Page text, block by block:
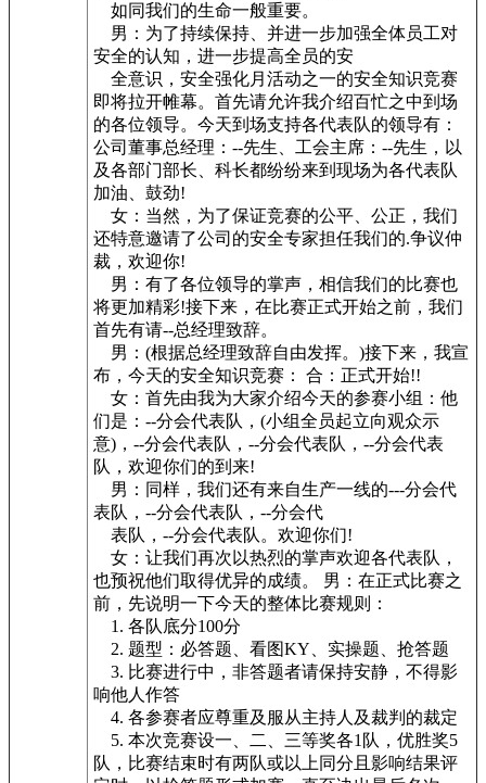
如同我们的生命一般重要。
男：为了持续保持、并进一步加强全体员工对
安全的认知，进一步提高全员的安
全意识，安全强化月活动之一的安全知识竞赛
即将拉开帷幕。首先请允许我介绍百忙之中到场
的各位领导。今天到场支持各代表队的领导有：
公司董事总经理：--先生、工会主席：--先生，以
及各部门部长、科长都纷纷来到现场为各代表队
加油、鼓劲!
女：当然，为了保证竞赛的公平、公正，我们
还特意邀请了公司的安全专家担任我们的.争议仲
裁，欢迎你!
男：有了各位领导的掌声，相信我们的比赛也
将更加精彩!接下来，在比赛正式开始之前，我们
首先有请--总经理致辞。
男：(根据总经理致辞自由发挥。)接下来，我宣
布，今天的安全知识竞赛： 合：正式开始!!
女：首先由我为大家介绍今天的参赛小组：他
们是：--分会代表队，(小组全员起立向观众示
意)，--分会代表队，--分会代表队，--分会代表
队，欢迎你们的到来!
男：同样，我们还有来自生产一线的---分会代
表队，--分会代表队，--分会代
表队，--分会代表队。欢迎你们!
女：让我们再次以热烈的掌声欢迎各代表队，
也预祝他们取得优异的成绩。 男：在正式比赛之
前，先说明一下今天的整体比赛规则：
1. 各队底分100分
2. 题型：必答题、看图KY、实操题、抢答题
3. 比赛进行中，非答题者请保持安静，不得影
响他人作答
4. 各参赛者应尊重及服从主持人及裁判的裁定
5. 本次竞赛设一、二、三等奖各1队，优胜奖5
队，比赛结束时有两队或以上同分且影响结果评